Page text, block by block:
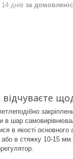
днів за
в шар
в якості
в стяжку 10-15 мм.